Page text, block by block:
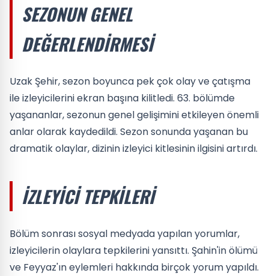
SEZONUN GENEL
DEĞERLENDIRMESI
Uzak Şehir, sezon boyunca pek çok olay ve çatışma
ile izleyicilerini ekran başına kilitledi. 63. bölümde
yaşananlar, sezonun genel gelişimini etkileyen önemli
anlar olarak kaydedildi. Sezon sonunda yaşanan bu
dramatik olaylar, dizinin izleyici kitlesinin ilgisini artırdı.
İZLEYICI TEPKILERI
Bölüm sonrası sosyal medyada yapılan yorumlar,
izleyicilerin olaylara tepkilerini yansıttı. Şahin'in ölümü
ve Feyyaz'ın eylemleri hakkında birçok yorum yapıldı.